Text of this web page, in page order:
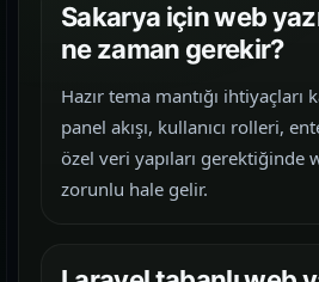
Sakarya için web
ne zaman gerekir?
Hazır tema mantığı ihtiyaçları
panel akışı, kullanıcı rolleri,
özel veri yapıları gerektiğinde
zorunlu hale gelir.